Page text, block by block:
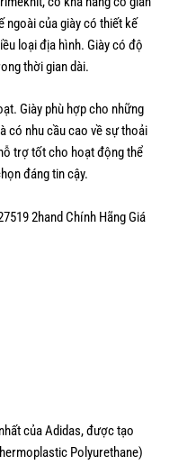
ngoài của giày có thiết kế
loại địa hình. Giày có độ
thời gian dài.
Giày phù hợp cho những
có nhu cầu cao về sự thoải
trợ tốt cho hoạt động thể
đáng tin cậy.
2hand Chính Hãng Giá
của Adidas, được tạo
Polyurethane)